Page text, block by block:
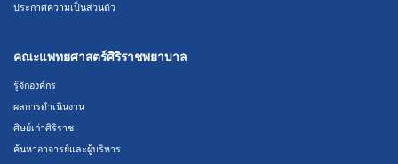
ประกาศความเป็นส่วนตัว
คณะแพทยศาสตร์ศิริราชพยาบาล
รู้จักองค์กร
ผลการดำเนินงาน
ศิษย์เก่าศิริราช
ค้นหาอาจารย์และผู้บริหาร